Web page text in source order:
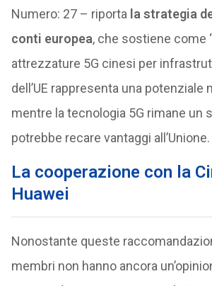
Numero: 27 – riporta la strategia
conti europea, che sostiene come
attrezzature 5G cinesi per
dell’UE rappresenta una potenziale
mentre la tecnologia 5G rimane un
potrebbe recare vantaggi all’Unione.
La cooperazione con la
Huawei
Nonostante queste
membri non hanno ancora